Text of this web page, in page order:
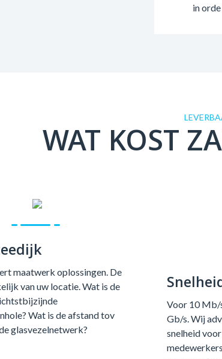
in
WAT KOST
maatwerk oplossingen. De
van uw locatie. Wat is de
Wat is de afstand tov
glasvezelnetwerk?
Voor 10 Mb/
Gb/s. Wij
snelheid